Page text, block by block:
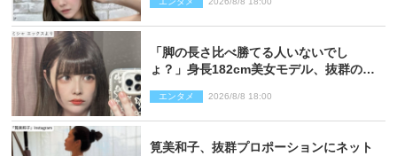
「脚の長さ比べ勝てる人いないでし
ょ？」身長182cm美女モデル、抜群のプ
エンタメ 2026/8/8 18:00
筧美和子、抜群プロポーションにネット